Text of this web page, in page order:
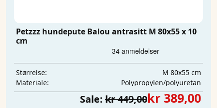
Petzzz hundepute Balou antrasitt M 80x55 x 10
cm
Størrelse:
M 80x55 cm
Materiale:
Polypropylen/polyuretan
Sale: kr 449,00kr 389,00